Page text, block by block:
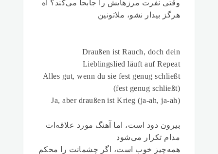
وقتی نفرت مرزهایش را جابجا می‌کند؟ آه
هرگز بیدار نشو، ملاتونین
Draußen ist Rauch, doch dein
Lieblingslied läuft auf Repeat
Alles gut, wenn du sie fest genug schließt
(fest genug schließt)
Ja, aber draußen ist Krieg (ja-ah, ja-ah)
بیرون دود است، اما آهنگ مورد علاقه‌ات
مدام تکرار می‌شود
همه‌چیز خوب است، اگر چشمانت را محکم